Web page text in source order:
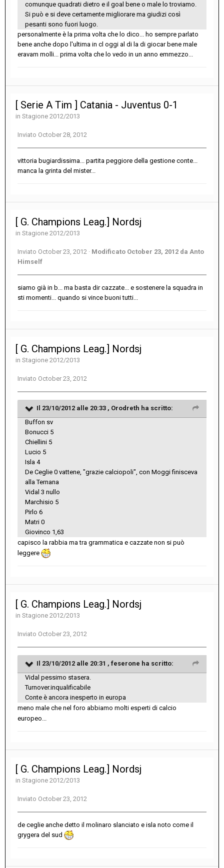
comunque quadrati dietro e il goal bene o male lo troviamo.
Si può e si deve certamente migliorare ma giudizi così
pesanti sono fuori luogo.
personalmente è la prima volta che lo dico... ho sempre parlato
bene anche dopo l'ultima in cl oggi al di la di giocar bene male
eravam molli... prima volta che lo vedo in un anno emmezzo...
[ Serie A Tim ] Catania - Juventus 0-1
in Stagione 2012/2013
Inviato October 28, 2012
vittoria bugiardissima... partita peggiore della gestione conte...
manca la grinta del mister...
[ G. Champions Leag.] Nordsj
in Stagione 2012/2013
Inviato October 23, 2012 · Modificato October 23, 2012 da Anto
Himself
siamo già in b... ma basta dir cazzate... e sostenere la squadra in
sti momenti... quando si vince buoni tutti...
[ G. Champions Leag.] Nordsj
in Stagione 2012/2013
Inviato October 23, 2012
Il 23/10/2012 alle 20:33 , Orodreth ha scritto:
Buffon sv
Bonucci 5
Chiellini 5
Lucio 5
Isla 4
De Ceglie 0 vattene, "grazie calciopoli", con Moggi finisceva
alla Ternana
Vidal 3 nullo
Marchisio 5
Pirlo 6
Matri 0
Giovinco 1,63
capisco la rabbia ma tra grammatica e cazzate non si può
leggere
[ G. Champions Leag.] Nordsj
in Stagione 2012/2013
Inviato October 23, 2012
Il 23/10/2012 alle 20:31 , feserone ha scritto:
Vidal pessimo stasera.
Turnover.inqualificabile
Conte è ancora inesperto in europa
meno male che nel foro abbiamo molti esperti di calcio
europeo...
[ G. Champions Leag.] Nordsj
in Stagione 2012/2013
Inviato October 23, 2012
de ceglie anche detto il molinaro slanciato e isla noto come il
grygera del sud